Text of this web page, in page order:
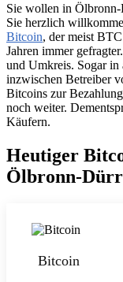
Sie wollen in
Sie herzlich
Bitcoin, der meist
Jahren immer
und Umkreis. Sogar in
inzwischen Betreiber
Bitcoins zur
noch weiter.
Käufern.
Heutiger
Ölbronn-
Bitcoin